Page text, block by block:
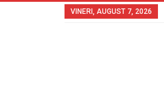
VINERI, AUGUST 7, 2026